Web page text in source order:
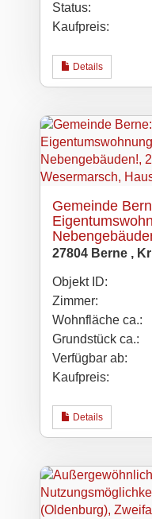
Status:
Kaufpreis:
Details
Gemeinde
27804 Berne ,
Objekt ID:
Zimmer:
Wohnfläche ca.:
Grund­stück ca.:
Verfügbar ab:
Kaufpreis:
Details